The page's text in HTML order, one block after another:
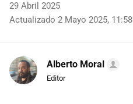
29 Abril 2025
Actualizado 2 Mayo 2025, 11:58
Alberto Moral
Editor